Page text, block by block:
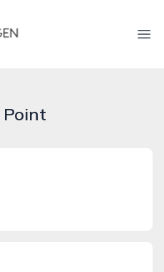
Point